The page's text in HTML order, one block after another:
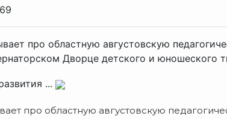
69
про областную августовскую
Дворце детского и юношеского
...
про областную августовскую